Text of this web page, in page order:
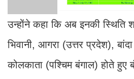
उन्होंने कहा कि अब इनकी स्थिति
भिवानी, आगरा (उत्तर प्रदेश),
कोलकाता (पश्चिम बंगाल) होते हुए